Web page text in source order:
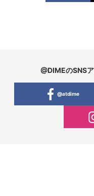
@DIMEのSNS
@atdime